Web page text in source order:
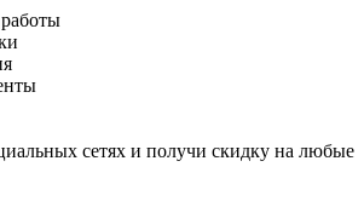
сетях и получи скидку на любые